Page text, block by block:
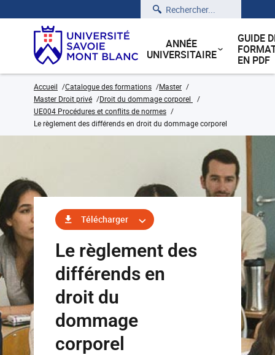
Rechercher
ANNÉE
UNIVERSITAIRE
GUIDE
EN PDF
Accueil Catalogue des formations
Master
Master Droit privé
Droit du dommage corporel
UE004 Procédures et conflits de normes
Le règlement des différends en droit du dommage corporel
Télécharger
Le règlement des
différends en
droit du
dommage
corporel